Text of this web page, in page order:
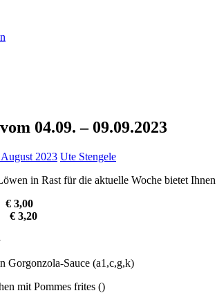
04.09. – 09.09.2023
2023 Ute Stengele
in Rast für die aktuelle Woche bietet
€ 3,00
3,20
Gorgonzola-Sauce (a1,c,g,k)
mit Pommes frites ()